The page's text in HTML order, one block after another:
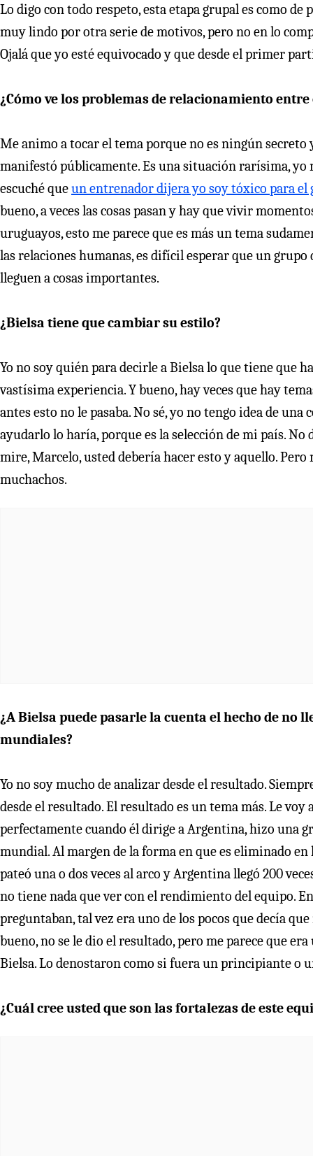
Lo digo con todo respeto, esta etapa grupal es como de
muy lindo por otra serie de motivos, pero no en lo
Ojalá que yo esté equivocado y que desde el primer
¿Cómo ve los problemas de relacionamiento
Me animo a tocar el tema porque no es ningún
manifestó públicamente. Es una situación rarísima,
escuché queun entrenador dijera yo soy tóxico para el
bueno, a veces las cosas pasan y hay que vivir
uruguayos, esto me parece que es más un tema
las relaciones humanas, es difícil esperar que un
lleguen a cosas importantes.
¿Bielsa tiene que cambiar su estilo?
Yo no soy quién para decirle a Bielsa lo que tiene que
vastísima experiencia. Y bueno, hay veces que hay
antes esto no le pasaba. No sé, yo no tengo idea de
ayudarlo lo haría, porque es la selección de mi país.
mire, Marcelo, usted debería hacer esto y aquello. Pero
muchachos.
¿A Bielsa puede pasarle la cuenta el hecho de no
mundiales?
Yo no soy mucho de analizar desde el resultado.
desde el resultado. El resultado es un tema más. Le
perfectamente cuando él dirige a Argentina, hizo una
mundial. Al margen de la forma en que es eliminado en
pateó una o dos veces al arco y Argentina llegó 200
no tiene nada que ver con el rendimiento del equipo.
preguntaban, tal vez era uno de los pocos que decía
bueno, no se le dio el resultado, pero me parece que
Bielsa. Lo denostaron como si fuera un principiante o
¿Cuál cree usted que son las fortalezas de este